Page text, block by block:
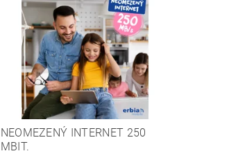
NEOMEZENÝ INTERNET 250
MBIT.